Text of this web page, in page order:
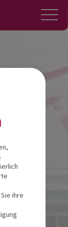
Konto
ihre